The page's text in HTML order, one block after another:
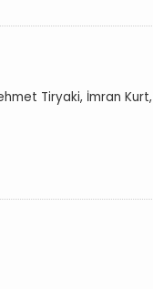
Tiryaki, İmran